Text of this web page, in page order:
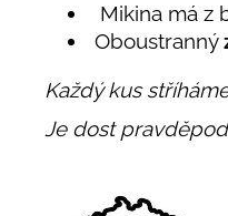
Mikina má z
Oboustranný
Každý kus
Je dost